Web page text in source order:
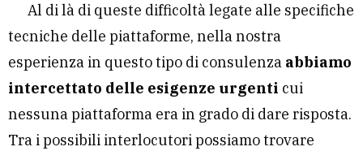
Al di là di queste difficoltà legate alle specifiche
tecniche delle piattaforme, nella nostra
esperienza in questo tipo di consulenza abbiamo
intercettato delle esigenze urgenti cui
nessuna piattaforma era in grado di dare risposta.
Tra i possibili interlocutori possiamo trovare